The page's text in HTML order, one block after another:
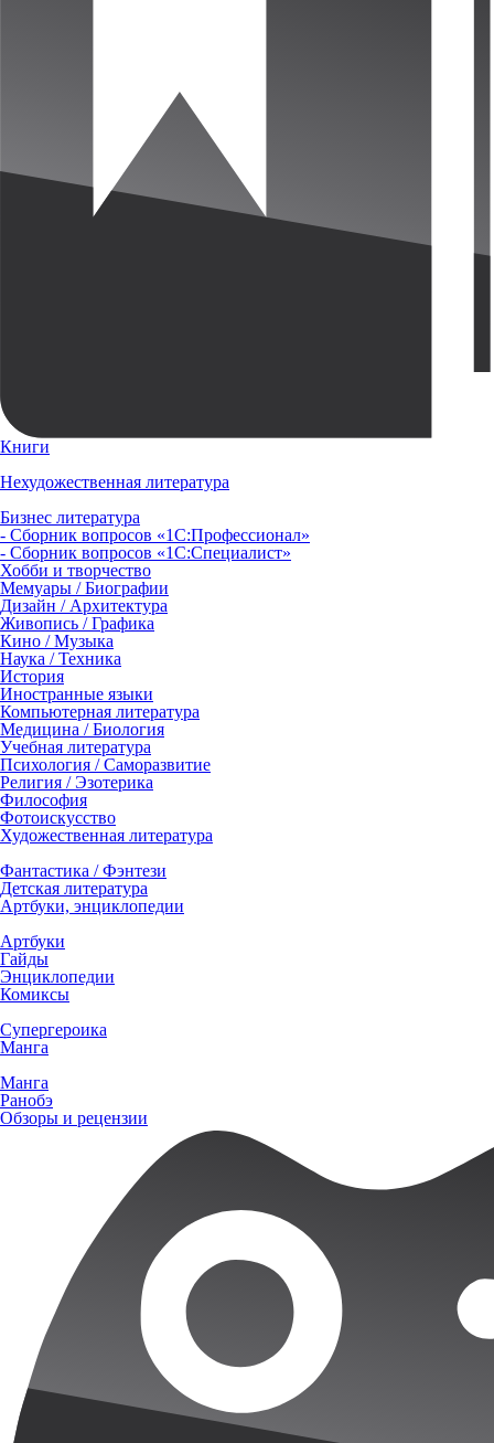
Книги
Нехудожественная литература
Бизнес литература
- Сборник вопросов «1С:Профессионал»
- Сборник вопросов «1С:Специалист»
Хобби и творчество
Мемуары / Биографии
Дизайн / Архитектура
Живопись / Графика
Кино / Музыка
Наука / Техника
История
Иностранные языки
Компьютерная литература
Медицина / Биология
Учебная литература
Психология / Саморазвитие
Религия / Эзотерика
Философия
Фотоискусство
Художественная литература
Фантастика / Фэнтези
Детская литература
Артбуки, энциклопедии
Артбуки
Гайды
Энциклопедии
Комиксы
Супергероика
Манга
Манга
Ранобэ
Обзоры и рецензии